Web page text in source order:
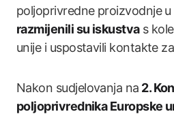
poljoprivredne proizvodnje
razmijenili su iskustvas
unije i uspostavili kontakte
Nakon sudjelovanja na 2.
poljoprivrednika Europske